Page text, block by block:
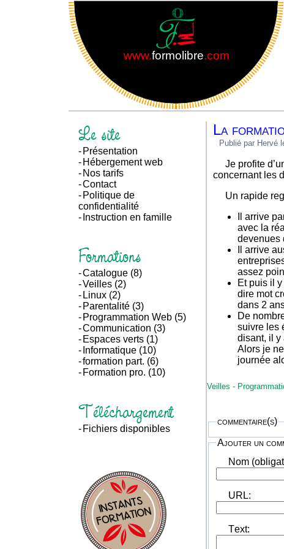
www.formolibre.com
Le site
Présentation
Hébergement web
Nos tarifs
Contact
Politique de
confidentialité
Instruction en famille
Formations
Catalogue (8)
Veilles (2)
Linux (2)
Parentalité (3)
Programmation Web (5)
Communication (3)
Espaces verts (1)
Informatique (10)
formation part. (6)
Formation pro. (10)
Téléchargement
Fichiers disponibles
La
Publié par Hervé
Je profite d’un moment d’accalmie pour vous proposer un petit regard sur le monde de la formation en général et celle
concernant les
Un rapide
Il arrive
avec la
devenues
Il arrive
assez
Et puis il
dire mot
dans 2
De
suivre les
disant, il y
Alors je
journée
Veilles -
commentaire(s)
Ajouter un
Nom
URL:
Text: